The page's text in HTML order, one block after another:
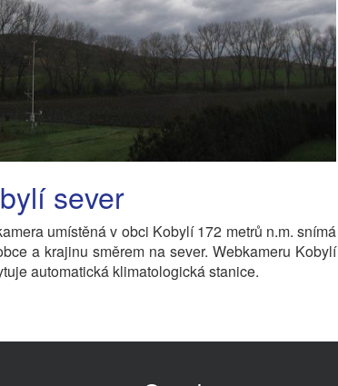
sever
umístěná v obci Kobylí 172 metrů n.m. snímá
a krajinu směrem na sever. Webkameru Kobylí
automatická klimatologická stanice.